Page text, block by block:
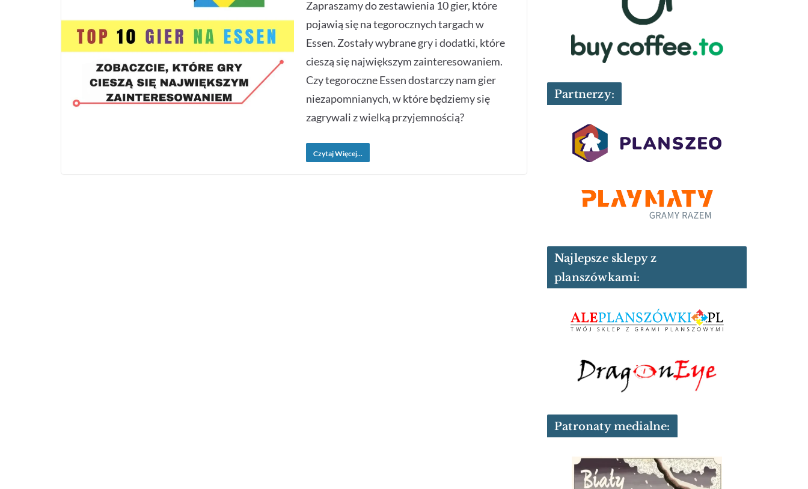
Zapraszamy do zestawienia 10 gier, które
pojawią się na tegorocznych targach w
Essen. Zostały wybrane gry i dodatki, które
cieszą się największym zainteresowaniem.
Czy tegoroczne Essen dostarczy nam gier
niezapomnianych, w które będziemy się
zagrywali z wielką przyjemnością?
Czytaj Więcej...
Partnerzy:
Najlepsze sklepy z
planszówkami:
Patronaty medialne: